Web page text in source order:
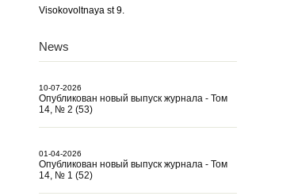
Visokovoltnaya st 9.
News
10-07-2026
Опубликован новый выпуск журнала - Том
14, № 2 (53)
01-04-2026
Опубликован новый выпуск журнала - Том
14, № 1 (52)